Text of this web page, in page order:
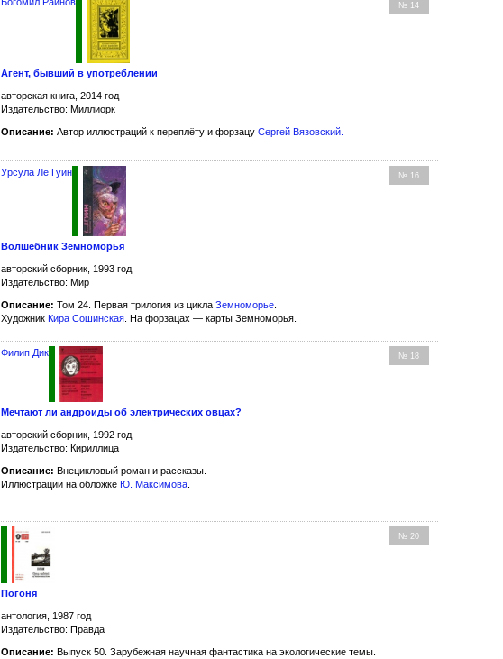
№ 14
Агент, бывший в употреблении
авторская книга, 2014 год
Издательство: Миллиорк
Описание: Автор иллюстраций к переплёту и форзацуСергей Вязовский
№ 16
Урсула Ле Гуин
Волшебник Земноморья
авторский сборник, 1993 год
Издательство: Мир
Описание: Том 24. Первая трилогия из циклаЗемноморье
Художник Кира Сошинская . На форзацах — карты Земноморья.
№ 18
Филип Дик
Мечтают ли андроиды об электрических овцах?
авторский сборник, 1992 год
Издательство: Кириллица
Описание: Внецикловый роман и рассказы.
Иллюстрации на обложке Ю. Максимова
№ 20
Погоня
антология, 1987 год
Издательство: Правда
Описание: Выпуск 50. Зарубежная научная фантастика на экологические темы.